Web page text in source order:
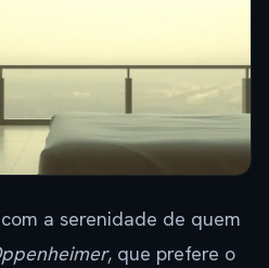
a serenidade de quem
, que prefere o